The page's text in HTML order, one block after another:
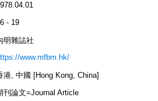
- 19
明雜誌社
www.mfbm.hk/
港, 中國 [Hong Kong, China]
刊論文=Journal Article